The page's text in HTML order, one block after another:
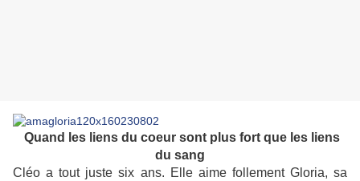
Quand les liens du coeur sont plus fort que les liens
du sang
Cléo a tout juste six ans. Elle aime follement Gloria, sa